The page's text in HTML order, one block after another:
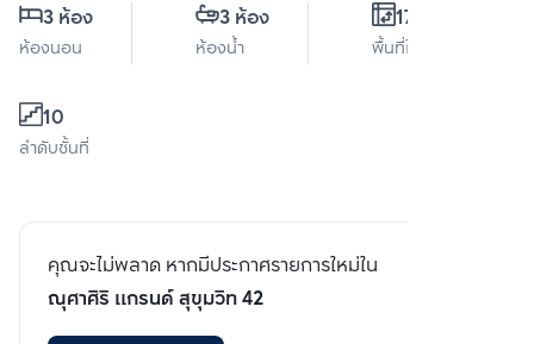
3 ห้อง
ห้องนอน
3 ห้อง
ห้องน้ำ
174 ตร.ม.
พื้นที่ใช้สอย
10
ลำดับชั้นที่
คุณจะไม่พลาด หากมีประกาศรายการใหม่ใน
ณุศาศิริ แกรนด์ สุขุมวิท 42